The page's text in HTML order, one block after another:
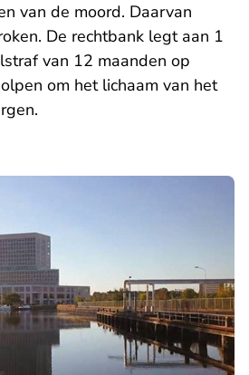
van de moord. Daarvan
De rechtbank legt aan 1
van 12 maanden op
om het lichaam van het